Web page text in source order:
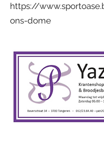
https://
ons-dome